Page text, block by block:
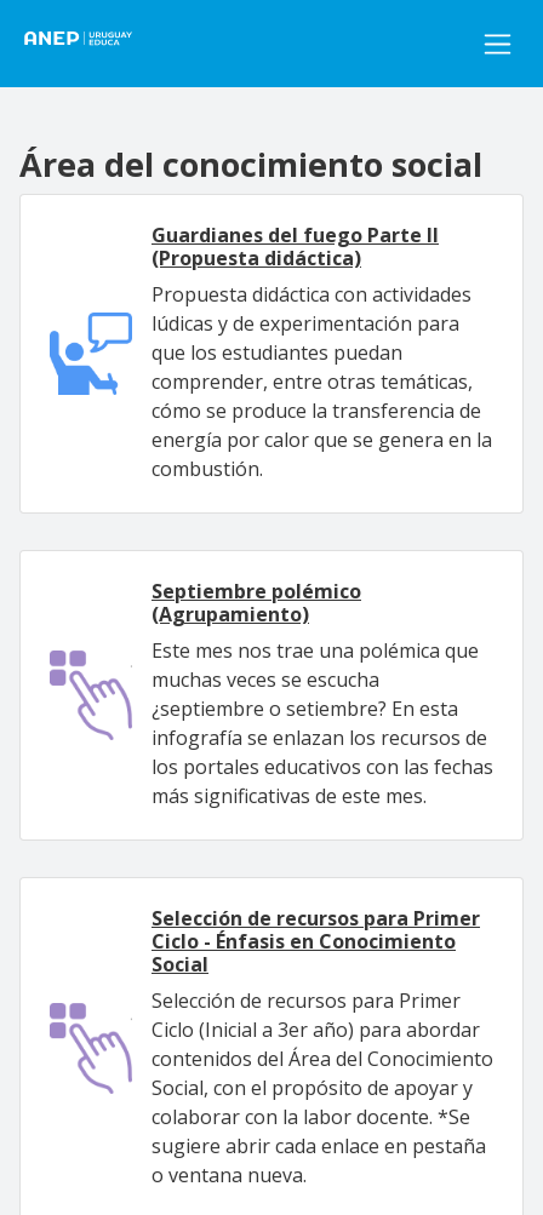
Área del conocimiento social
Guardianes del fuego Parte II
(Propuesta didáctica)
Propuesta didáctica con actividades
lúdicas y de experimentación para
que los estudiantes puedan
comprender, entre otras temáticas,
cómo se produce la transferencia de
energía por calor que se genera en la
combustión.
Septiembre polémico
(Agrupamiento)
Este mes nos trae una polémica que
muchas veces se escucha
¿septiembre o setiembre? En esta
infografía se enlazan los recursos de
los portales educativos con las fechas
más significativas de este mes.
Selección de recursos para Primer
Ciclo - Énfasis en Conocimiento
Social
Selección de recursos para Primer
Ciclo (Inicial a 3er año) para abordar
contenidos del Área del Conocimiento
Social, con el propósito de apoyar y
colaborar con la labor docente. *Se
sugiere abrir cada enlace en pestaña
o ventana nueva.